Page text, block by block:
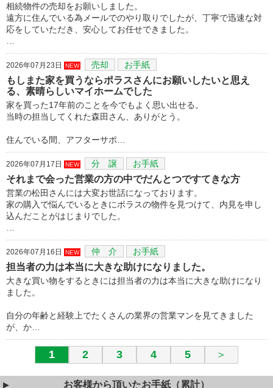
相続物件の売却をお願いしました。
遠方に住んでいる為メールでのやり取りでしたが、丁寧で迅速な対
応をしていただき、安心してお任せできました。
2026年07月23日 NEW 売却 お手紙
もしまた家を買うならポラスさんにお願いしたいと思え
る、素晴らしいマイホームでした
家を買った17年前のことを今でもよく思い出せる。
当時の担当してくれた森田さん、ありがとう。
住んでいる間、アフターサポ…
2026年07月17日 NEW 分 譲 お手紙
それまで会った営業の方の中でだんとつですてきな方
営業の松田さんには大変お世話になっております。
家の購入で悩んでいるときにポラスの物件を見つけて、内見を申し
込んだことがはじまりでした。
2026年07月16日 NEW 仲 介 お手紙
担当者の力は本当に大きな助けになりました。
大きな買い物をするときには担当者の力は本当に大きな助けになり
ました。
自分の年齢と経験上でたくさんの業界の営業マンを見てきました
が、か…
1 2 3 4 5 ＞
お客様から頂いたお手紙（累計）